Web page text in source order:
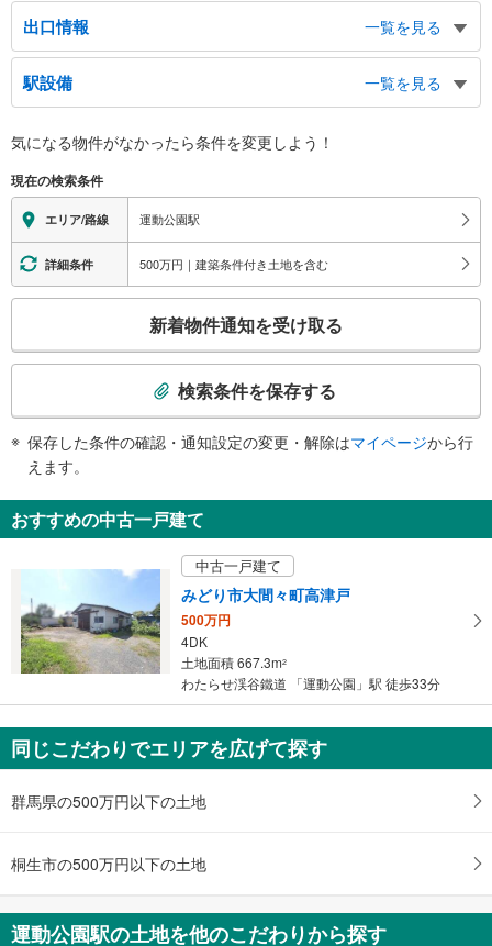
出口情報
一覧を見る
南出口
神戸総合運動公園、ユニバー記念競技場、総合運動公園テニスコート、ほっと
もっとフィールド神戸、神戸市立工業高等専門学校、学園東町６・７丁目、緑
台、グリーンアリーナ神戸
北出口１・２
神戸流通センター、Ｇ７スタジアム神戸、弥栄台１−４丁目
駅設備
一覧を見る
※段差なしでの移動経路
地上⇔改札⇔ホーム：○
エレベータ
・ホーム⇔改札
エスカレータ
・ホーム⇔改札
・改札内
・ＡＥＤ
気になる物件がなかったら条件を変更しよう！
現在の検索条件
エリア/路線 運動公園駅
詳細条件 500万円｜建築条件付き土地を含む
検
知
を
け
る
・
条
マ
イ
ペ
ー
に
存
す
新着物件通知を受け取る
検索条件を保存する
保存した条件の確認・通知設定の変更・解除はマイページから行
えます。
おすすめの中古一戸建て
中古一戸建て
みどり市大間々町高津戸
500万円
4DK
土地面積 667.3m2
わたらせ渓谷鐵道 「運動公園」駅 徒歩33分
同じこだわりでエリアを広げて探す
群馬県の500万円以下の土地
桐生市の500万円以下の土地
運動公園駅の土地を他のこだわりから探す